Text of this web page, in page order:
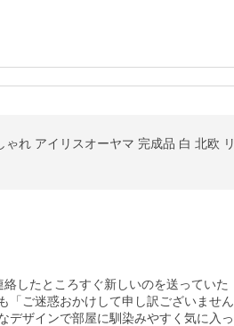
したところすぐ新しいのを送っていた
「ご迷惑おかけして申し訳ございません
デザインで部屋に馴染みやすく気に入っ